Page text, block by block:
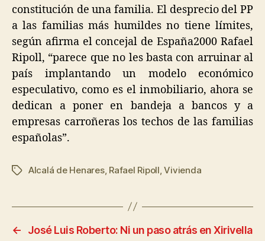
constitución de una familia. El desprecio del PP
a las familias más humildes no tiene límites,
según afirma el concejal de España2000 Rafael
Ripoll, “parece que no les basta con arruinar al
país implantando un modelo económico
especulativo, como es el inmobiliario, ahora se
dedican a poner en bandeja a bancos y a
empresas carroñeras los techos de las familias
españolas”.
Alcalá de Henares, Rafael Ripoll ,Vivienda
←
José Luis Roberto: Ni un paso atrás en Xirivella